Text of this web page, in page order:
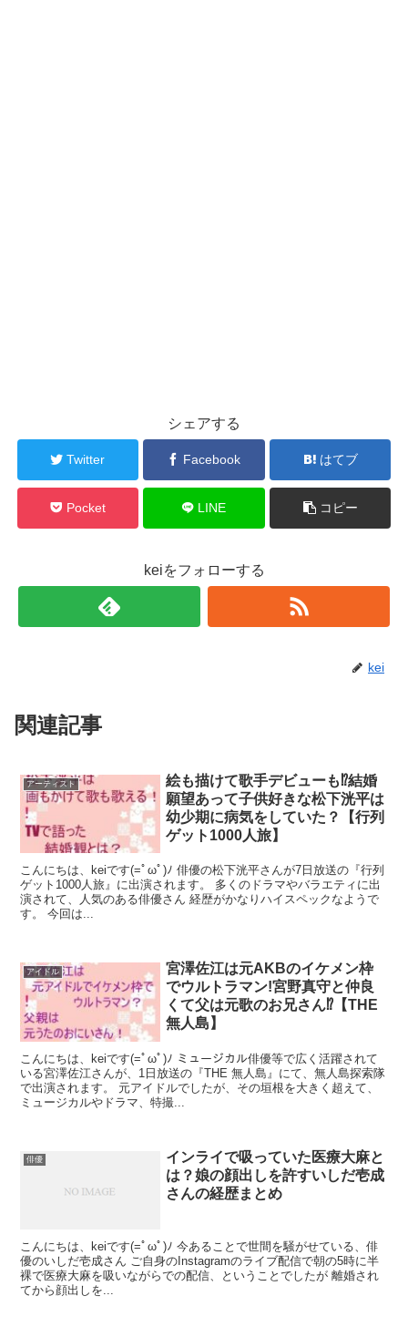
シェアする
Twitter Facebook はてブ
Pocket LINE コピー
keiをフォローする
kei
関連記事
アーティスト
絵も描けて歌手デビューも⁉︎結婚
願望あって子供好きな松下洸平は
幼少期に病気をしていた？【行列
ゲット1000人旅】
こんにちは、keiです(=ﾟωﾟ)ﾉ 俳優の松下洸平さんが7日放送の『行列
ゲット1000人旅』に出演されます。 多くのドラマやバラエティに出
演されて、人気のある俳優さん 経歴がかなりハイスペックなようで
す。 今回は...
アイドル
宮澤佐江は元AKBのイケメン枠
でウルトラマン!宮野真守と仲良
くて父は元歌のお兄さん⁉︎【THE
無人島】
こんにちは、keiです(=ﾟωﾟ)ﾉ ミュージカル俳優等で広く活躍されて
いる宮澤佐江さんが、1日放送の『THE 無人島』にて、無人島探索隊
で出演されます。 元アイドルでしたが、その垣根を大きく超えて、
ミュージカルやドラマ、特撮...
俳優
インライで吸っていた医療大麻と
は？娘の顔出しを許すいしだ壱成
さんの経歴まとめ
こんにちは、keiです(=ﾟωﾟ)ﾉ 今あることで世間を騒がせている、俳
優のいしだ壱成さん ご自身のInstagramのライブ配信で朝の5時に半
裸で医療大麻を吸いながらでの配信、ということでしたが 離婚され
てから顔出しを...